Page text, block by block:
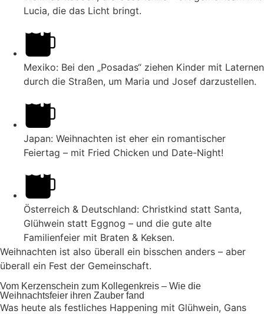
Lucia, die das Licht bringt.
Mexiko: Bei den „Posadas“ ziehen Kinder mit Laternen
durch die Straßen, um Maria und Josef darzustellen.
Japan: Weihnachten ist eher ein romantischer
Feiertag – mit Fried Chicken und Date-Night!
Österreich & Deutschland: Christkind statt Santa,
Glühwein statt Eggnog – und die gute alte
Familienfeier mit Braten & Keksen.
Weihnachten ist also überall ein bisschen anders – aber
überall ein Fest der Gemeinschaft.
Vom Kerzenschein zum Kollegenkreis – Wie die
Weihnachtsfeier ihren Zauber fand
Was heute als festliches Happening mit Glühwein, Gans